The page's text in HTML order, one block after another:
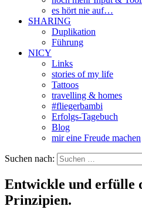
es hört nie auf…
SHARING
Duplikation
Führung
NICY
Links
stories of my life
Tattoos
travelling & homes
#fliegerbambi
Erfolgs-Tagebuch
Blog
mir eine Freude machen
Suchen nach:
Entwickle und erfülle
Prinzipien.